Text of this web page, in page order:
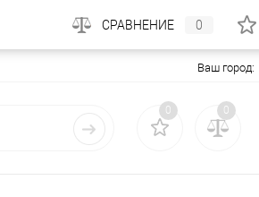
Ваш город:
0 0
СРАВНЕНИЕ 0